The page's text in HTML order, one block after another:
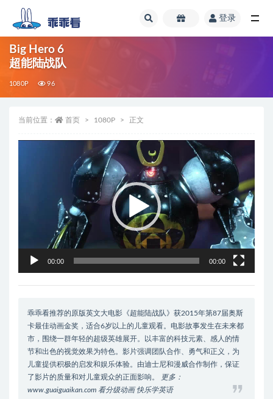
登录
Big Hero 6
超能陆战队
1080P 96
当前位置： 首页 1080P 正文
00:00 00:00
乖乖看推荐的原版英文大电影《超能陆战队》获2015年第87届奥斯
卡最佳动画金奖，适合6岁以上的儿童观看。电影故事发生在未来都
市，围绕一群年轻的超级英雄展开。以丰富的科技元素、感人的情
节和出色的视觉效果为特色。影片强调团队合作、勇气和正义，为
儿童提供积极的启发和娱乐体验。由迪士尼和漫威合作制作，保证
了影片的质量和对儿童观众的正面影响。
更多：
www.guaiguaikan.com 看分级动画 快乐学英语